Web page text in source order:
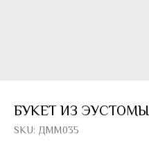
БУКЕТ ИЗ ЭУСТОМЫ
SKU: ДММ035